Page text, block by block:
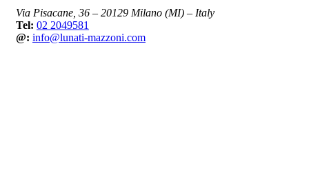
Via Pisacane, 36 – 20129 Milano (MI) – Italy
Tel: 02 2049581
@: info@lunati-mazzoni.com